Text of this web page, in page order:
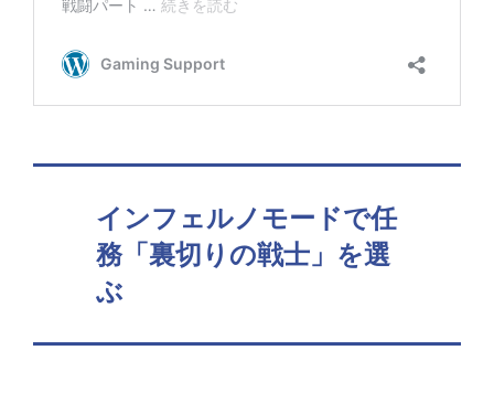
インフェルノモードで任
務「裏切りの戦士」を選
ぶ